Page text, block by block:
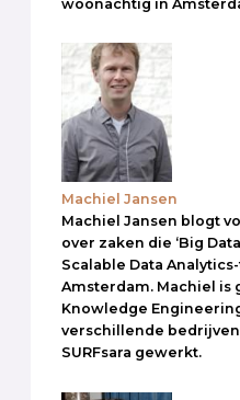
woonachtig in
Machiel Jansen
Machiel Jansen blogt
over zaken die ‘Big
Scalable Data
Amsterdam. Machiel is
Knowledge
verschillende
SURFsara gewerkt.